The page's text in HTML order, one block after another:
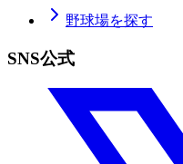
野球場を探す
SNS公式